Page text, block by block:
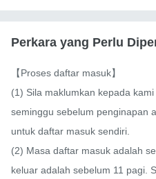
Perkara yang Perlu
【Proses daftar masuk】
(1) Sila maklumkan kepada
seminggu sebelum penginapan
untuk daftar masuk sendiri.
(2) Masa daftar masuk adalah
keluar adalah sebelum 11 pagi.